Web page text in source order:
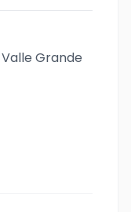
Valle Grande